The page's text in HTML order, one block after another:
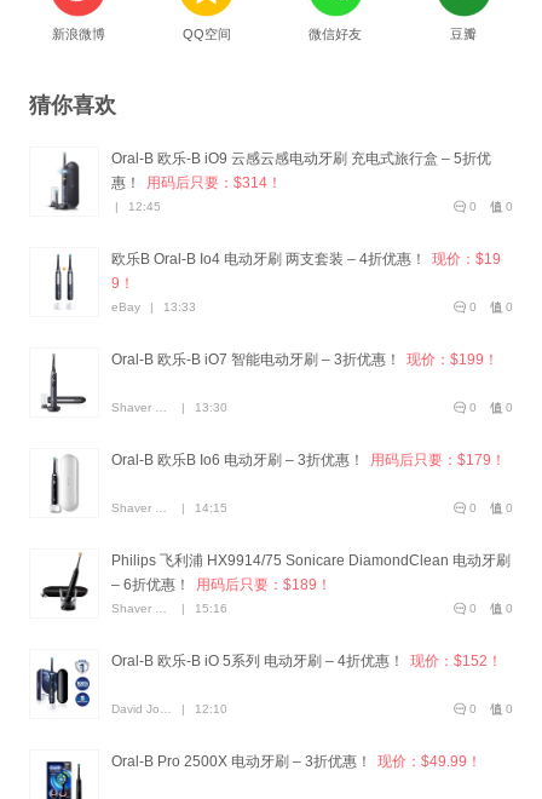
新浪微博 QQ空间 微信好友 豆瓣
猜你喜欢
Oral-B 欧乐-B iO9 云感云感电动牙刷 充电式旅行盒 – 5折优
惠！
用码后只要：$314！
0
0
| 12:45
欧乐B Oral-B Io4 电动牙刷 两支套装 – 4折优惠！
现价：$19
9！
0
0
eBay | 13:33
Oral-B 欧乐-B iO7 智能电动牙刷 – 3折优惠！ 现价：$199！
0
0
Shaver Shop | 13:30
Oral-B 欧乐B Io6 电动牙刷 – 3折优惠！ 用码后只要：$179！
0
0
Shaver Shop | 14:15
Philips 飞利浦 HX9914/75 Sonicare DiamondClean 电动牙刷
– 6折优惠！
用码后只要：$189！
0
0
Shaver Shop | 15:16
Oral-B 欧乐-B iO 5系列 电动牙刷 – 4折优惠！ 现价：$152！
0
0
David Jones | 12:10
Oral-B Pro 2500X 电动牙刷 – 3折优惠！ 现价：$49.99！